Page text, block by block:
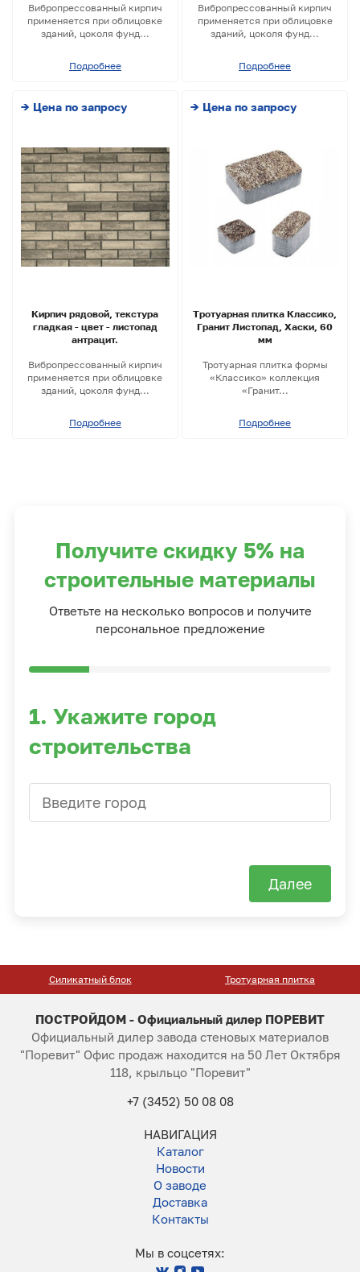
Вибропрессованный кирпич
применяется при облицовке
зданий, цоколя фунд...
Подробнее
Вибропрессованный кирпич
применяется при облицовке
зданий, цоколя фунд...
Подробнее
→ Цена по запросу
Кирпич рядовой, текстура
гладкая - цвет - листопад
антрацит.
Вибропрессованный кирпич
применяется при облицовке
зданий, цоколя фунд...
Подробнее
→ Цена по запросу
Тротуарная плитка Классико,
Гранит Листопад, Хаски, 60
мм
Тротуарная плитка формы
«Классико» коллекция
«Гранит...
Подробнее
Получите скидку 5% на
строительные материалы
Ответьте на несколько вопросов и получите
персональное предложение
1. Укажите город
строительства
Далее
Силикатный блок Тротуарная плитка
ПОСТРОЙДОМ - Официальный дилер ПОРЕВИТ
Официальный дилер завода стеновых материалов
"Поревит" Офис продаж находится на 50 Лет Октября
118, крыльцо "Поревит"
+7 (3452) 50 08 08
НАВИГАЦИЯ
Каталог
Новости
О заводе
Доставка
Контакты
Мы в соцсетях: